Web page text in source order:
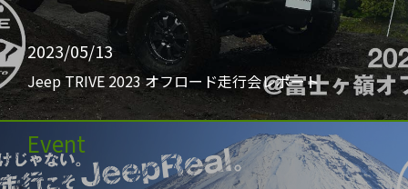
2023/05/13
Jeep TRIVE 2023 オフロード走行会レポート
Event